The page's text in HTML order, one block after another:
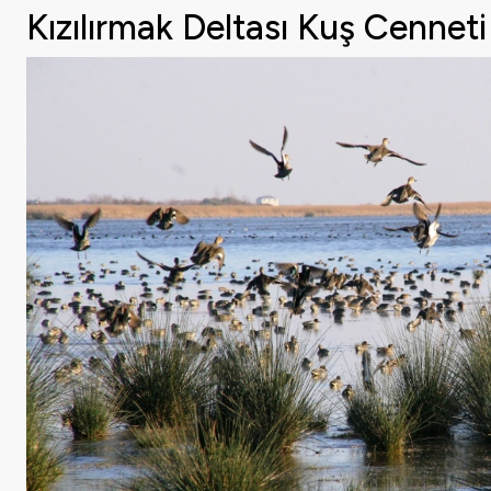
Kızılırmak Deltası Kuş